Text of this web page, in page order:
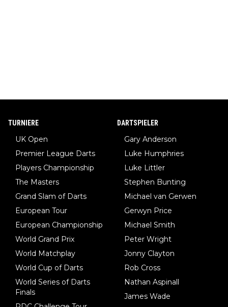
TURNIERE
UK Open
Premier League Darts
Players Championship
The Masters
Grand Slam of Darts
European Tour
European Championship
World Grand Prix
World Matchplay
World Cup of Darts
World Series of Darts
Finals
DARTSPIELER
Gary Anderson
Luke Humphries
Luke Littler
Stephen Bunting
Michael van Gerwen
Gerwyn Price
Michael Smith
Peter Wright
Jonny Clayton
Rob Cross
Nathan Aspinall
James Wade